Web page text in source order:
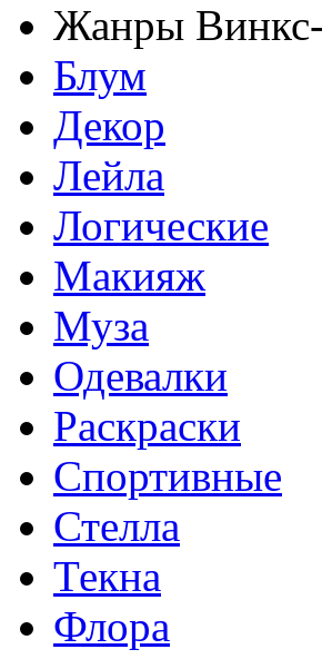
Жанры
Блум
Декор
Лейла
Логические
Макияж
Муза
Одевалки
Раскраски
Спортивные
Стелла
Текна
Флора